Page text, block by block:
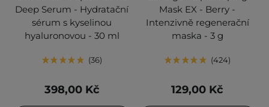
Deep Serum - Hydratační
sérum s kyselinou
hyaluronovou - 30 ml
36
398,00 Kč
Mask EX - Berry -
Intenzivně regenerační
maska - 3 g
424
129,00 Kč